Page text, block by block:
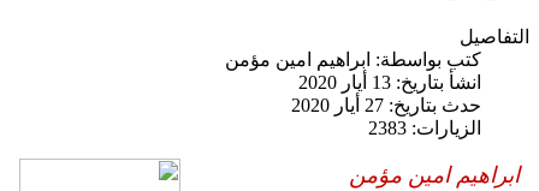
التفاصيل
كتب بواسطة: ابراهيم امين مؤمن
انشأ بتاريخ: 13 أيار 2020
حدث بتاريخ: 27 أيار 2020
الزيارات: 2383
ابراهيم امين مؤمن